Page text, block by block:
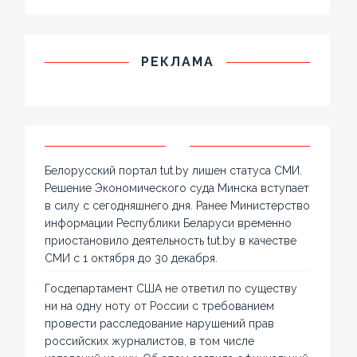
РЕКЛАМА
Белорусский портал tut.by лишен статуса СМИ.
Решение Экономического суда Минска вступает
в силу с сегодняшнего дня. Ранее Министерство
информации Республики Беларуси временно
приостановило деятельность tut.by в качестве
СМИ с 1 октября до 30 декабря.
Госдепартамент США не ответил по существу
ни на одну ноту от России с требованием
провести расследование нарушений прав
российских журналистов, в том числе